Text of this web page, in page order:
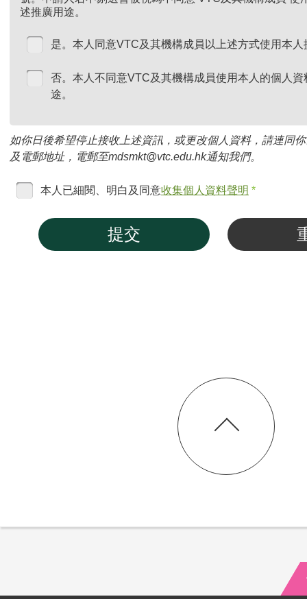
述推廣用途。
是。本人同意VTC及其機構成員以上述方式使用本
否。本人不同意VTC及其機構成員使用本人的個人
途。
如你日後希望停止接收上述資訊，或更改個人資料，請連同
及電郵地址，電郵至mdsmkt@vtc.edu.hk通知我們。
本人已細閱、明白及同意收集個人資料聲明 *
提交